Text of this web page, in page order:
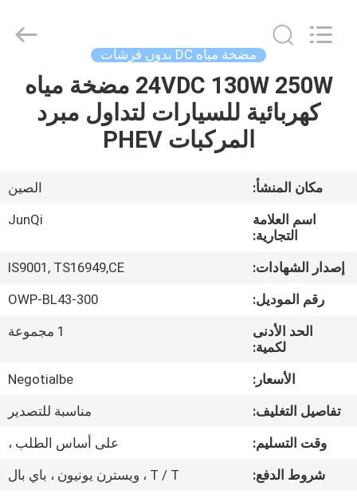
المنزل
معلومات
جولة
المصنع
مراقبة
الجودة
اتصل
International
Reserved.
مضخة مياه DC بدون فرشات
24VDC 130W 250W مضخة مياه
كهربائية للسيارات لتداول مبرد
المركبات PHEV
مكان المنشأ:
الصين
اسم العلامة
التجارية:
JunQi
إصدار الشهادات:
IS9001, TS16949,CE
رقم الموديل:
OWP-BL43-300
الحد الأدنى
لكمية:
1 مجموعة
الأسعار:
Negotialbe
تفاصيل التغليف:
مناسبة للتصدير
وقت التسليم:
على أساس الطلب ،
شروط الدفع:
T / T ، ويسترن يونيون ، باي بال